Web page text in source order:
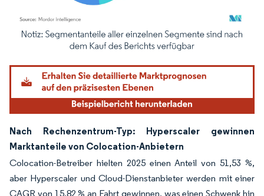
Bild © Mordor Intelligence. Wiederverwendung erfordert Namensnennung
Nach Rechenzentrum-Typ: Hyperscaler gewinnen
Marktanteile von Colocation-Anbietern
Colocation-Betreiber hielten 2025 einen Anteil von 51,53 %,
aber Hyperscaler und Cloud-Dienstanbieter werden mit einer
CAGR von 15,82 % an Fahrt gewinnen, was einen Schwenk hin